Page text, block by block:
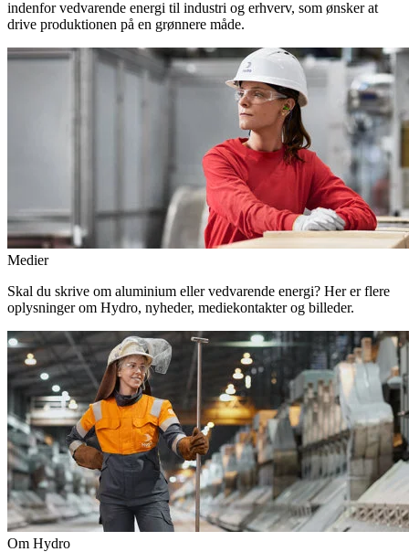
indenfor vedvarende energi til industri og erhverv, som ønsker at
drive produktionen på en grønnere måde.
Medier
Skal du skrive om aluminium eller vedvarende energi? Her er flere
oplysninger om Hydro, nyheder, mediekontakter og billeder.
Om Hydro